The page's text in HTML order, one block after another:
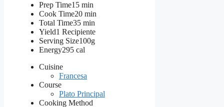
Prep Time15 min
Cook Time20 min
Total Time35 min
Yield1 Recipiente
Serving Size100g
Energy295 cal
Cuisine
Francesa
Course
Plato Principal
Cooking Method